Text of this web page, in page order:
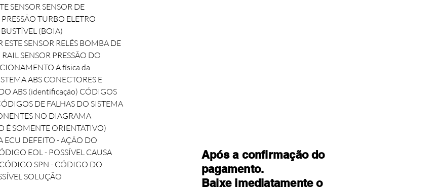
SENSOR SENSOR DE
TURBO ELETRO
(BOIA)
SENSOR RELÉS BOMBA DE
SENSOR PRESSÃO DO
A física da
ABS CONECTORES E
ABS (identificação) CÓDIGOS
DE FALHAS DO SISTEMA
NO DIAGRAMA
É SOMENTE ORIENTATIVO)
ECU DEFEITO - AÇÃO DO
EOL - POSSÍVEL CAUSA
SPN - CÓDIGO DO
SOLUÇÃO
Após a confirmação do
pagamento.
Baixe imediatamente o